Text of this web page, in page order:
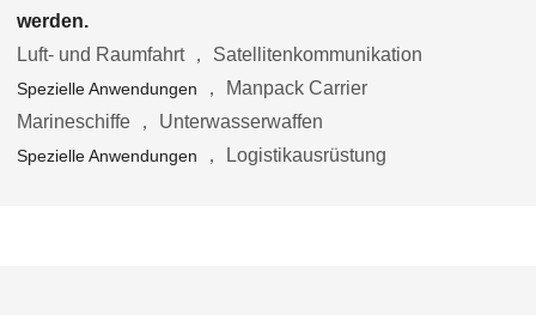
werden.
Luft- und Raumfahrt ， Satellitenkommunikation
Spezielle Anwendungen ， Manpack Carrier
Marineschiffe ， Unterwasserwaffen
Spezielle Anwendungen ， Logistikausrüstung